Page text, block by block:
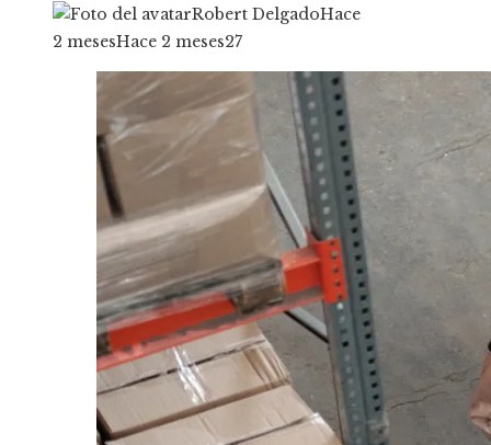
Robert DelgadoHace
2 mesesHace 2 meses27